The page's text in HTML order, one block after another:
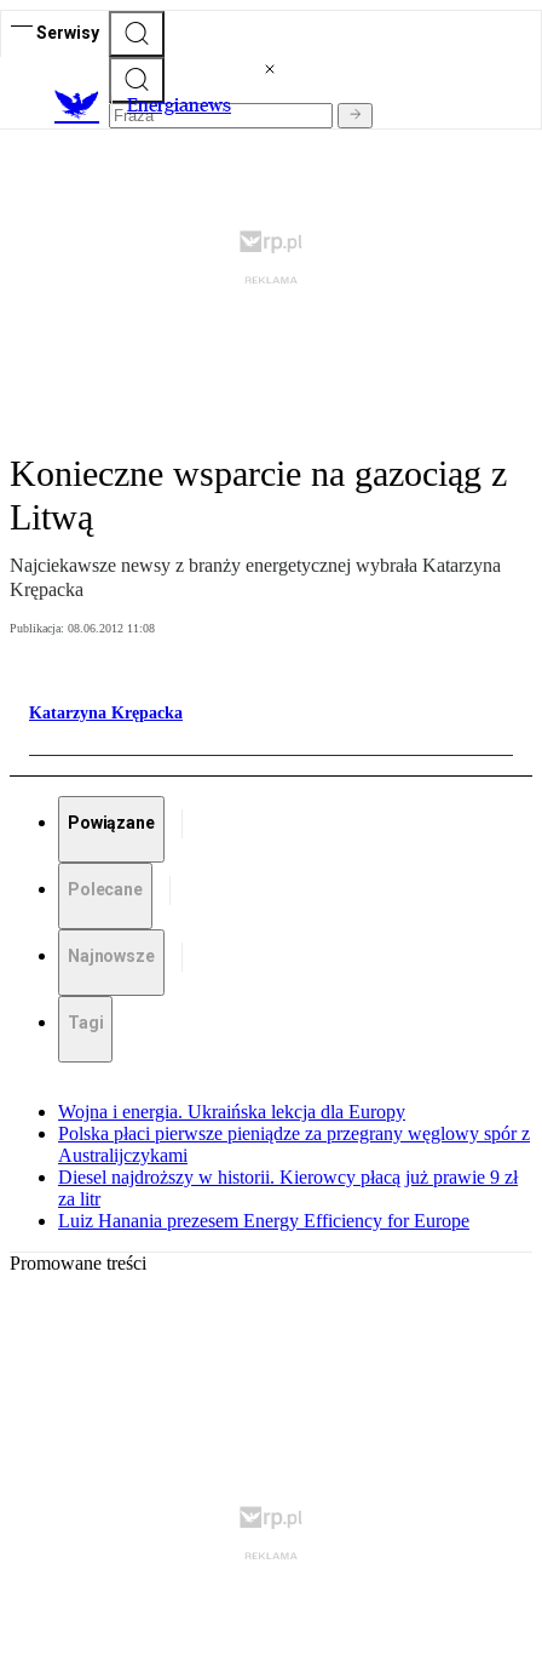
Serwisy
Energianews
Konieczne wsparcie na gazociąg z
Litwą
Najciekawsze newsy z branży energetycznej wybrała Katarzyna
Krępacka
Publikacja: 08.06.2012 11:08
Katarzyna Krępacka
Powiązane
Polecane
Najnowsze
Tagi
Wojna i energia. Ukraińska lekcja dla Europy
Polska płaci pierwsze pieniądze za przegrany węglowy spór z
Australijczykami
Diesel najdroższy w historii. Kierowcy płacą już prawie 9 zł
za litr
Luiz Hanania prezesem Energy Efficiency for Europe
Promowane treści